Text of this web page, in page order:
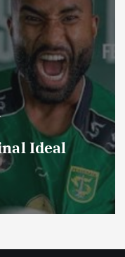
Bisa
Ngeri …!